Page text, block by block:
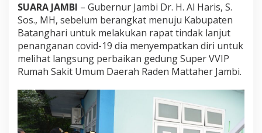
s
T
i
n
a
u
SUARA JAMBI – Gubernur Jambi Dr. H. Al Haris, S.
Sos., MH, sebelum berangkat menuju Kabupaten
Batanghari untuk melakukan rapat tindak lanjut
penanganan covid-19 dia menyempatkan diri untuk
melihat langsung perbaikan gedung Super VVIP
Rumah Sakit Umum Daerah Raden Mattaher Jambi.